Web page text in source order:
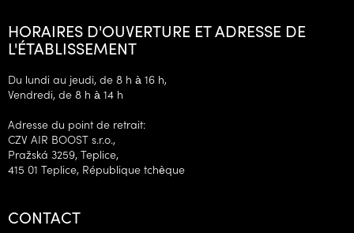
HORAIRES D'OUVERTURE ET ADRESSE DE
L'ÉTABLISSEMENT
Du lundi au jeudi, de 8 h à 16 h,
Vendredi, de 8 h à 14 h
Adresse du point de retrait:
CZV AIR BOOST s.r.o.,
Pražská 3259, Teplice,
415 01 Teplice, République tchèque
CONTACT